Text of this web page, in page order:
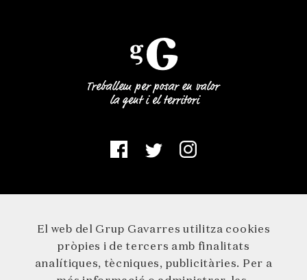
El web del Grup Gavarres utilitza cookies
pròpies i de tercers amb finalitats
analítiques, tècniques, publicitàries. Per a